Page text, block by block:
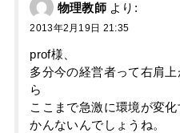
物理教師 より:
2013年2月19日 21:35
prof様、
多分今の経営者って右肩
ら
ここまで急激に環境が変
かんないんでしょうね。